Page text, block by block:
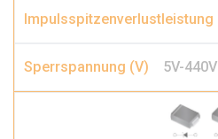
5V-440V